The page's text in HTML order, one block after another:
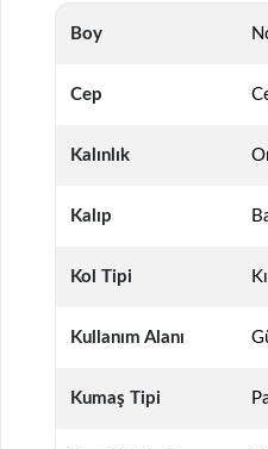
Boy
Cep
Kalınlık
Kalıp
Kol Tipi
Kullanım Alanı
Kumaş Tipi